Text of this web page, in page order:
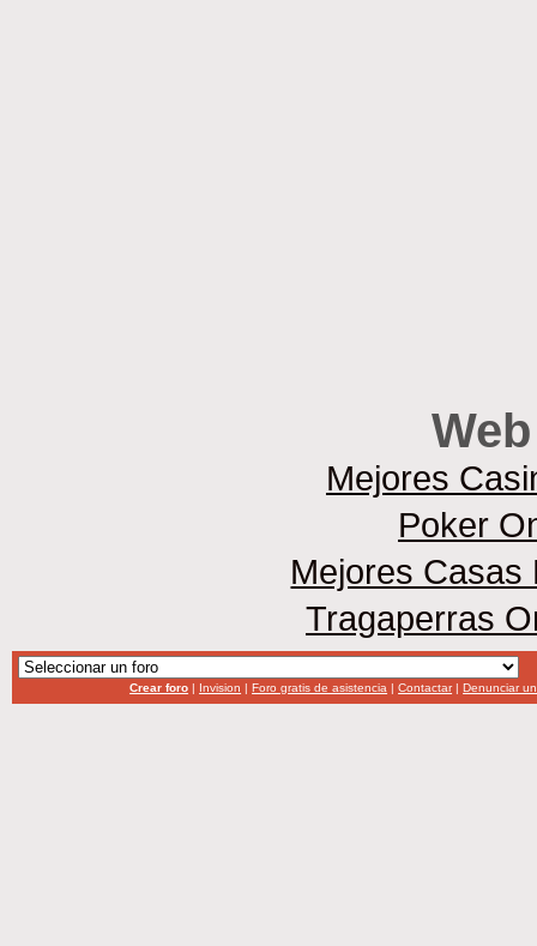
Mejores
Poker
Mejores Casas
Tragaperras
Crear foro Invision Foro gratis de asistencia |Contactar| Denunciar